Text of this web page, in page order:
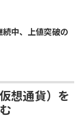
続中、上値突破の
想通貨）を